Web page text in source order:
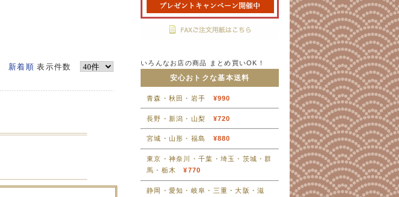
新着順 表示件数
いろんなお店の商品 まとめ買いOK！
安心おトクな基本送料
青森・秋田・岩手 ¥990
長野・新潟・山梨 ¥720
宮城・山形・福島 ¥880
東京・神奈川・千葉・埼玉・茨城・群
馬・栃木¥770
静岡・愛知・岐阜・三重・大阪・滋